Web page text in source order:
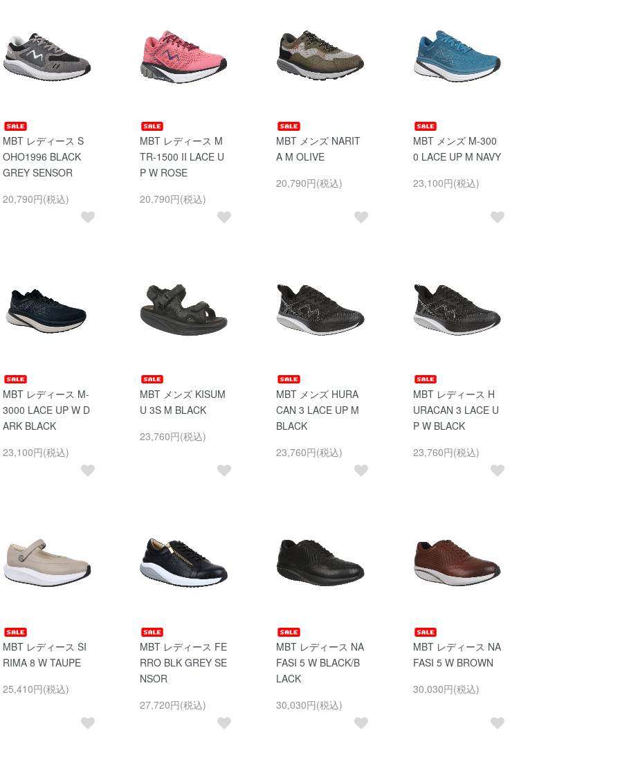
MBT レディース S
OHO1996 BLACK
GREY SENSOR
20,790円(税込)
MBT レディース M
TR-1500 II LACE U
P W ROSE
20,790円(税込)
MBT メンズ NARIT
A M OLIVE
20,790円(税込)
MBT メンズ M-300
0 LACE UP M NAVY
23,100円(税込)
MBT レディース M-
3000 LACE UP W D
ARK BLACK
23,100円(税込)
MBT メンズ KISUM
U 3S M BLACK
23,760円(税込)
MBT メンズ HURA
CAN 3 LACE UP M
BLACK
23,760円(税込)
MBT レディース H
URACAN 3 LACE U
P W BLACK
23,760円(税込)
MBT レディース SI
RIMA 8 W TAUPE
25,410円(税込)
MBT レディース FE
RRO BLK GREY SE
NSOR
27,720円(税込)
MBT レディース NA
FASI 5 W BLACK/B
LACK
30,030円(税込)
MBT レディース NA
FASI 5 W BROWN
30,030円(税込)